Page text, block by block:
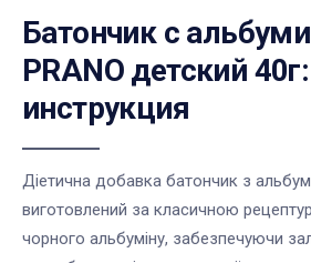
Батончик с
PRANO детский 40г:
инструкция
Діетична добавка батончик з
виготовлений за класичною
чорного альбуміну, забезпечуючи